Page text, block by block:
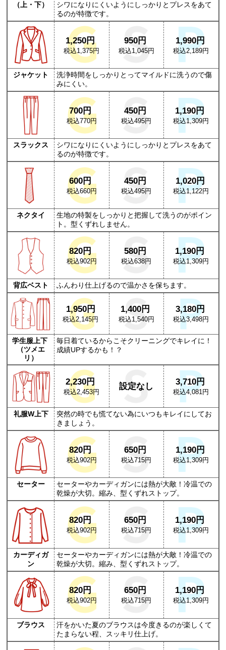
（上・下）
シワになりにくいようにしっかりとプレスをあて
るのが特徴です。
1,250円
税込1,375円
950円
税込1,045円
1,990円
税込2,189円
ジャケット
洗浄時間をしっかりとってマイルドに洗うので傷
みにくい。
700円
税込770円
450円
税込495円
1,190円
税込1,309円
スラックス
シワになりにくいようにしっかりとプレスをあて
るのが特徴です。
600円
税込660円
450円
税込495円
1,020円
税込1,122円
ネクタイ
生地の特製をしっかりと把握して洗うのがポイン
ト。型くずれしません。
820円
税込902円
580円
税込638円
1,190円
税込1,309円
背広ベスト ふんわり仕上げるので温かさを保ちます。
1,950円
税込2,145円
1,400円
税込1,540円
3,180円
税込3,498円
学生服上下
（ツメエ
リ）
毎日着ているからこそクリーニングでキレイに！
成績UPするかも！？
2,230円
税込2,453円
設定なし 3,710円
税込4,081円
礼服W上下
突然の時でも慌てない為にいつもキレイにしてお
きましょう。
820円
税込902円
650円
税込715円
1,190円
税込1,309円
セーター
セーターやカーディガンには熱が大敵！冷温での
乾燥が大切。縮み、型くずれストップ。
820円
税込902円
650円
税込715円
1,190円
税込1,309円
カーディガ
ン
セーターやカーディガンには熱が大敵！冷温での
乾燥が大切。縮み、型くずれストップ。
820円
税込902円
650円
税込715円
1,190円
税込1,309円
ブラウス
汗をかいた夏のブラウスは今度きるのが楽しくて
たまらない程、スッキリ仕上げ。